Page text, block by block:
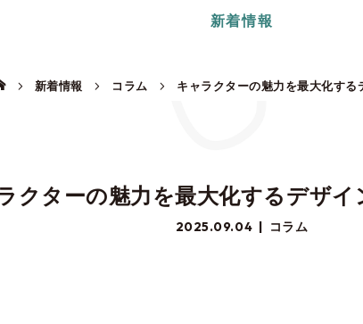
新着情報
新着情報 コラム キャラクターの魅力を最大化する
クターの魅力を最大化するデザイ
2025.09.04 コラム